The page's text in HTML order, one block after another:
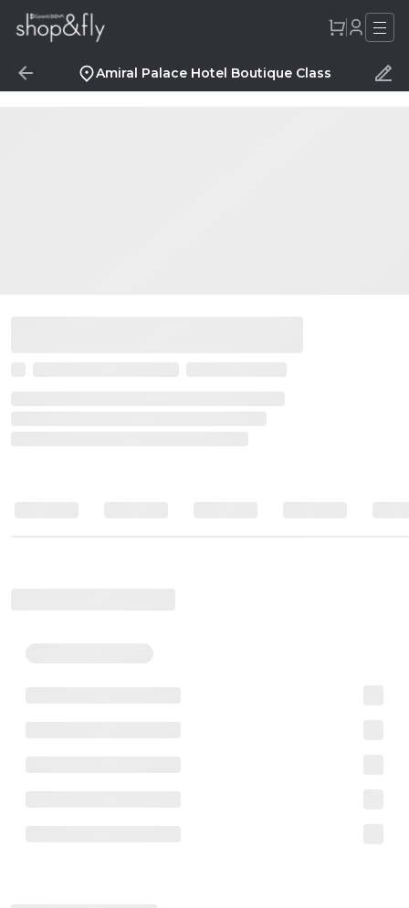
Amiral Palace Hotel Boutique Class